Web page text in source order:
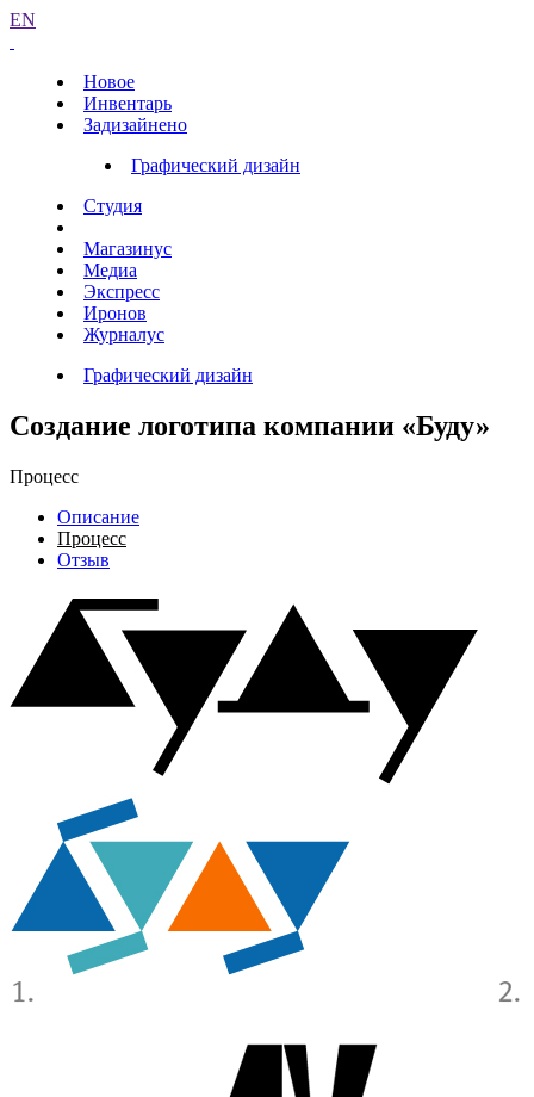
EN
Новое
Инвентарь
Задизайнено
Графический дизайн
Студия
Магазинус
Медиа
Экспресс
Иронов
Журналус
Графический дизайн
Создание логотипа компании «Буду»
Процесс
Описание
Процесс
Отзыв